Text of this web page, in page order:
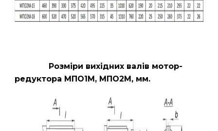
Розміри вихідних валів мотор-
редуктора МПО1М, МПО2М, мм.